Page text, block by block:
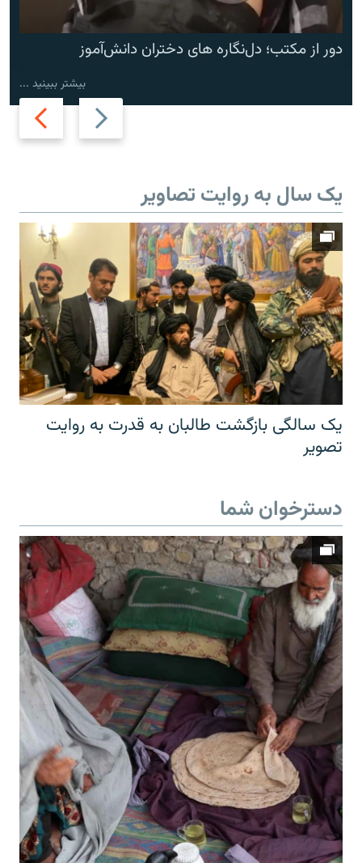
Previous
slide
Next
slide
دور از مکتب؛ دل‌نگاره های دختران دانش‌آموز
بیشتر ببینید ...
یک سال به روایت تصاویر
یک سالگی بازگشت طالبان به قدرت به روایت
تصویر
دسترخوان شما